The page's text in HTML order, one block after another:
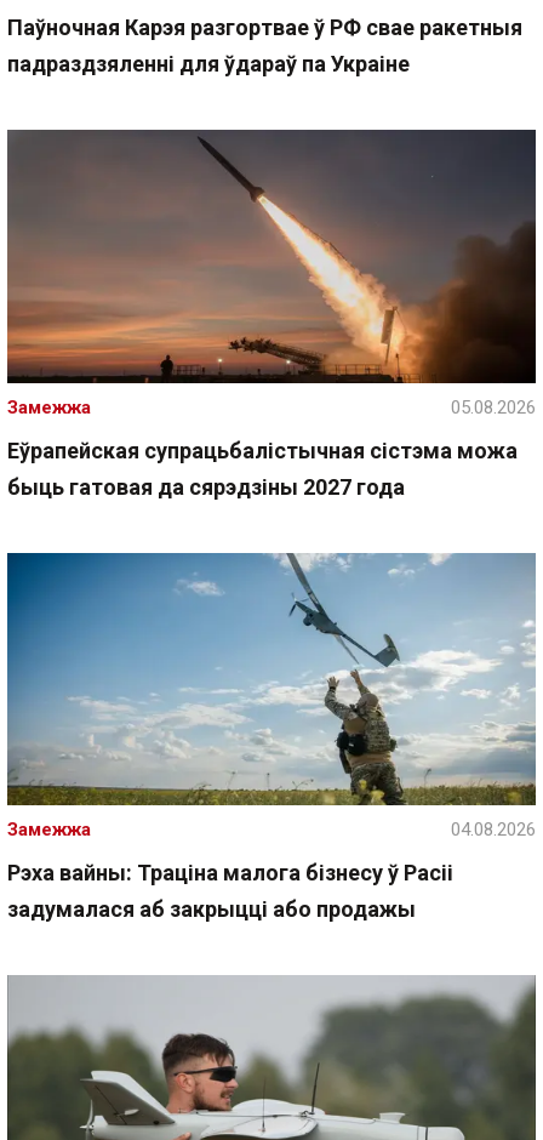
Паўночная Карэя разгортвае ў РФ свае ракетныя
падраздзяленні для ўдараў па Украіне
Еўрапейская супрацьбалістычная сістэма можа
быць гатовая да сярэдзіны 2027 года
Замежжа 05.08.2026
Рэха вайны: Траціна малога бізнесу ў Расіі
задумалася аб закрыцці або продажы
Замежжа 04.08.2026